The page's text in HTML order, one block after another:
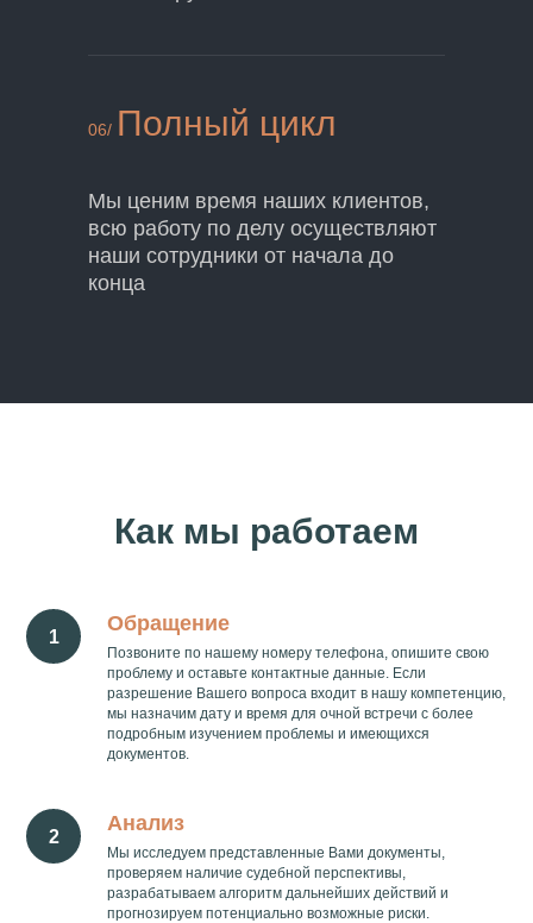
06/ Полный цикл
Мы ценим время наших клиентов,
всю работу по делу осуществляют
наши сотрудники от начала до
конца
Как мы работаем
Обращение
Позвоните по нашему номеру телефона, опишите свою
проблему и оставьте контактные данные. Если
разрешение Вашего вопроса входит в нашу компетенцию,
мы назначим дату и время для очной встречи с более
подробным изучением проблемы и имеющихся
документов.
Анализ
Мы исследуем представленные Вами документы,
проверяем наличие судебной перспективы,
разрабатываем алгоритм дальнейших действий и
прогнозируем потенциально возможные риски.